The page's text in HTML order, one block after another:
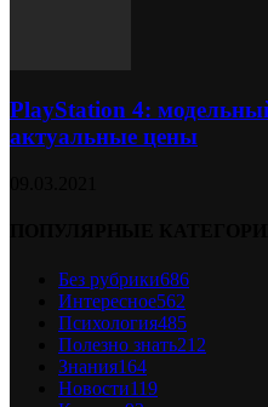
PlayStation 4:
актуальные цены
Без рубрики686
Интересное562
Психология485
Полезно знать212
Знания164
Новости119